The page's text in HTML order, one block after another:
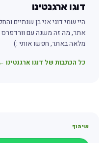
דוגו ארגנטינו
היי שמי דוגי אני בן שנתיים
אתר, מה זה משנה עם וורדפרס
מלאה באתר, חפשו אותי :)
כל הכתבות של דוגו ארגנטינו ←
שיתוף